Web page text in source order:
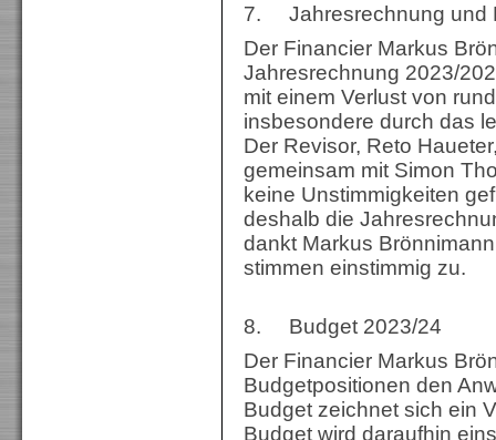
7. Jahresrechnung und
Der Financier Markus
Jahresrechnung 2023/
mit einem Verlust von
insbesondere durch das
Der Revisor, Reto
gemeinsam mit Simon
keine Unstimmigkeiten
deshalb die
dankt Markus
stimmen einstimmig zu.
8. Budget 2023/24
Der Financier Markus
Budgetpositionen den
Budget zeichnet sich ein
Budget wird daraufhin